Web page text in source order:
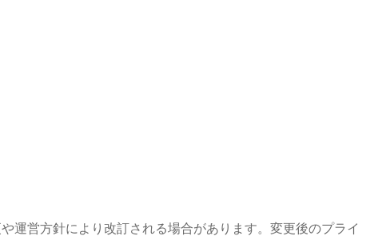
運営方針により改訂される場合があります。変更後のプライ